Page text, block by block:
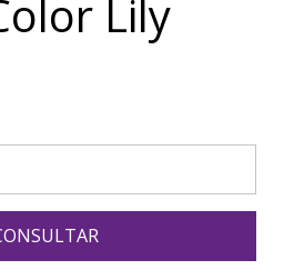
Lily